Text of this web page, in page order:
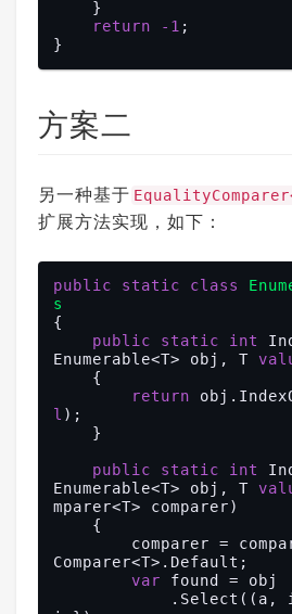
return
-1 ;
方案二
另一种基于
扩展方法实现，如下：
public static class
s
{
public
static int
Enumerable<T> obj, T
return
l );
public static int
Enumerable<T> obj, T
mparer<T> comparer)
Comparer<T>.Default;
var found = obj